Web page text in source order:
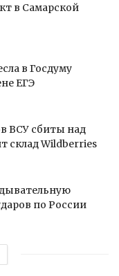
в Самарской
в Госдуму
ЕГЭ
ВСУ сбиты над
склад Wildberries
по России